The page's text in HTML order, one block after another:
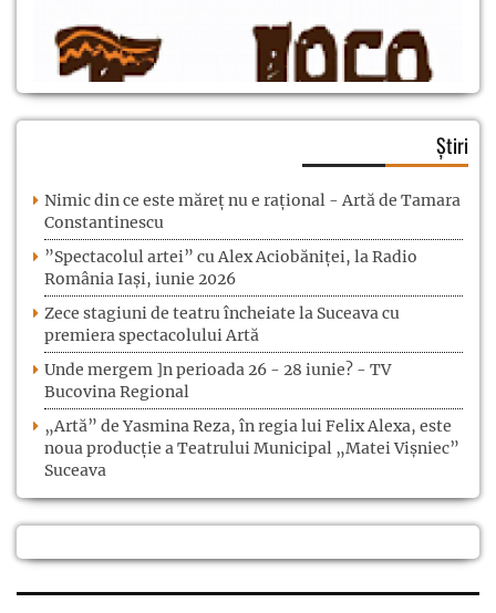
Știri
Nimic din ce este măreț nu e rațional - Artă de Tamara
Constantinescu
”Spectacolul artei” cu Alex Aciobăniței, la Radio
România Iași, iunie 2026
Zece stagiuni de teatru încheiate la Suceava cu
premiera spectacolului Artă
Unde mergem ]n perioada 26 - 28 iunie? - TV
Bucovina Regional
„Artă” de Yasmina Reza, în regia lui Felix Alexa, este
noua producție a Teatrului Municipal „Matei Vișniec”
Suceava